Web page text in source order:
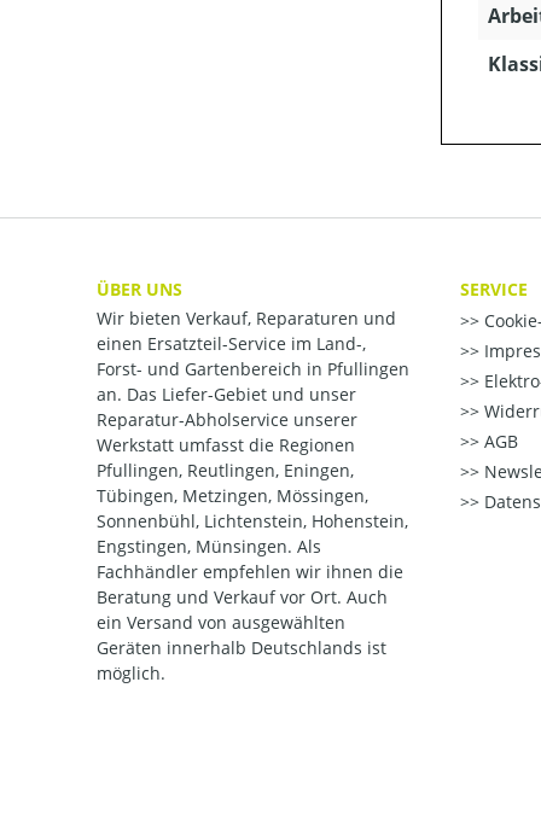
ÜBER UNS
Wir bieten Verkauf, Reparaturen und
einen Ersatzteil-Service im Land-,
Forst- und Gartenbereich in Pfullingen
an. Das Liefer-Gebiet und unser
Reparatur-Abholservice unserer
Werkstatt umfasst die Regionen
Pfullingen, Reutlingen, Eningen,
Tübingen, Metzingen, Mössingen,
Sonnenbühl, Lichtenstein, Hohenstein,
Engstingen, Münsingen. Als
Fachhändler empfehlen wir ihnen die
Beratung und Verkauf vor Ort. Auch
ein Versand von ausgewählten
Geräten innerhalb Deutschlands ist
möglich.
SERVICE
AGB